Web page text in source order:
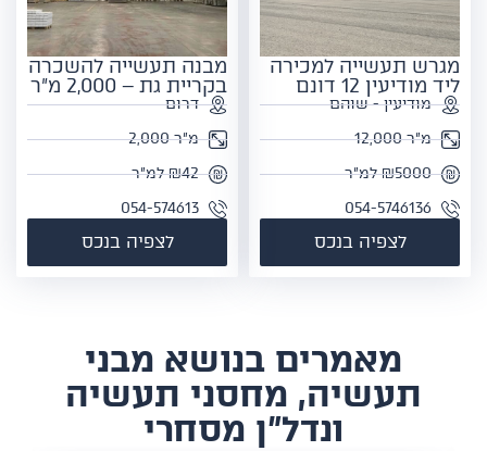
מגרש תעשייה למכירה
ליד מודיעין 12 דונם
מודיעין - שוהם
מ"ר 12,000
₪5000 למ"ר
054-5746136
לצפיה בנכס
מבנה תעשייה להשכרה
בקריית גת – 2,000 מ"ר
דרום
מ"ר 2,000
₪42 למ"ר
054-574613
לצפיה בנכס
​מאמרים בנושא מבני
תעשיה, מחסני תעשיה
ונדל"ן מסחרי